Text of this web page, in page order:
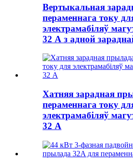
Вертыкальная
пераменнага току
электрамабіляў
32 А з адной
Хатняя зарадная
пераменнага току
электрамабіляў
32 А